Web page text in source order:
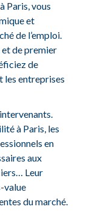
Paris, vous
et
de l’emploi.
et de premier
de
les entreprises
à Paris, les
en
aux
Leur
value
du marché.